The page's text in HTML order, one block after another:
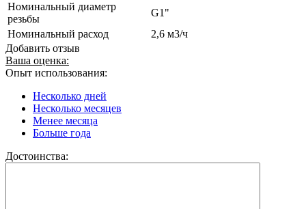
Номинальный диаметр
резьбы
G1"
Номинальный расход
2,6 м3/ч
Добавить отзыв
Ваша оценка:
Опыт использования:
Несколько дней
Несколько месяцев
Менее месяца
Больше года
Достоинства: